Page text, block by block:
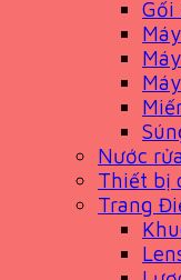
Gối
Nước
Thiết bị
Trang